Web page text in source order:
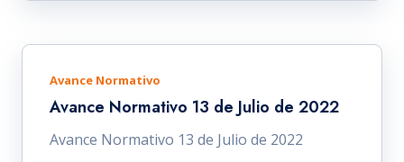
Avance Normativo
Avance Normativo 13 de Julio de 2022
Avance Normativo 13 de Julio de 2022